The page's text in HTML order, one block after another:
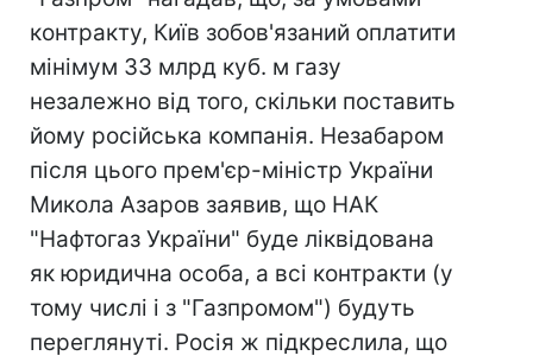
контракту, Київ зобов'язаний оплатити
мінімум 33 млрд куб. м газу
незалежно від того, скільки поставить
йому російська компанія. Незабаром
після цього прем'єр-міністр України
Микола Азаров заявив, що НАК
"Нафтогаз України" буде ліквідована
як юридична особа, а всі контракти (у
тому числі і з "Газпромом") будуть
переглянуті. Росія ж підкреслила, що